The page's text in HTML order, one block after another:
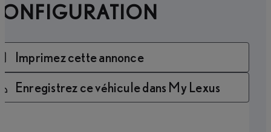
Imprimez cette annonce
Enregistrez ce véhicule dans My Lexus